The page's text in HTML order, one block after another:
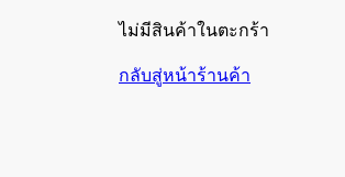
ไม่มีสินค้าในตะกร้า
กลับสู่หน้าร้านค้า